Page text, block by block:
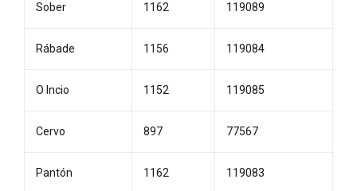
Sober 1162 119089
Rábade 1156 119084
O Incio 1152 119085
Cervo 897 77567
Pantón 1162 119083